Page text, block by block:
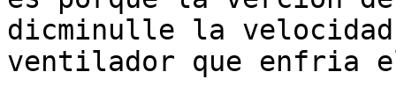
dicminulle la
ventilador que enfria